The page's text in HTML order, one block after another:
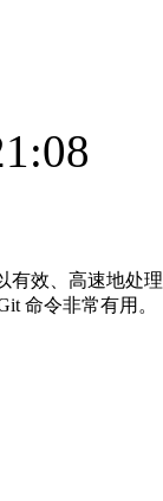
效、高速地处
命令非常有用。